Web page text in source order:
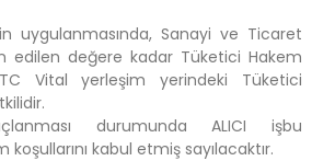
uygulanmasında, Sanayi ve Ticaret
edilen değere kadar Tüketici Hakem
Vital yerleşim yerindeki Tüketici
durumunda ALICI işbu
kabul etmiş sayılacaktır.